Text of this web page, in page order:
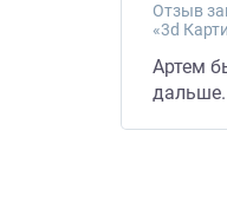
Отзыв
«3d
Артем
дальше.